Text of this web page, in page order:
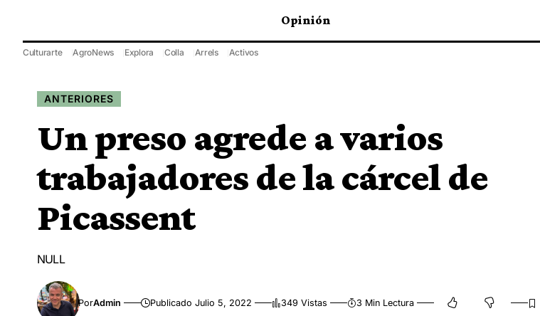
Opinión
Culturarte AgroNews Explora Colla Arrels Activos
ANTERIORES
Un preso agrede a varios
trabajadores de la cárcel de
Picassent
NULL
PorAdmin Publicado Julio 5, 2022 349 Vistas 3 Min Lectura